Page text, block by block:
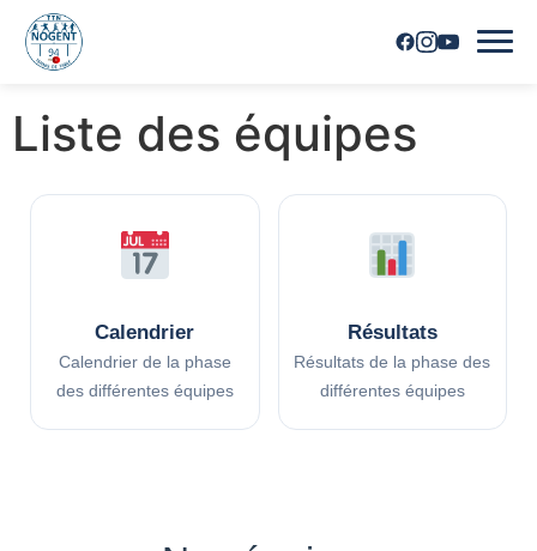
Accueil
Horaires
Les joueurs
Les équipes
Liste des équipes
Calendrier
Calendrier de la phase
des différentes équipes
Résultats
Résultats de la phase des
différentes équipes